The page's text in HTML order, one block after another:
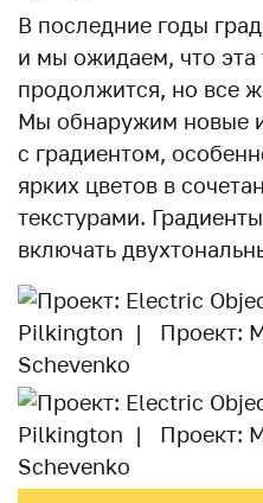
В последние годы
и мы ожидаем, что эта
продолжится, но все
Мы обнаружим новые
с градиентом,
ярких цветов в
текстурами.
включать